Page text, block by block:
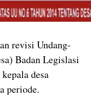
revisi Undang-
Badan Legislasi
desa
periode.